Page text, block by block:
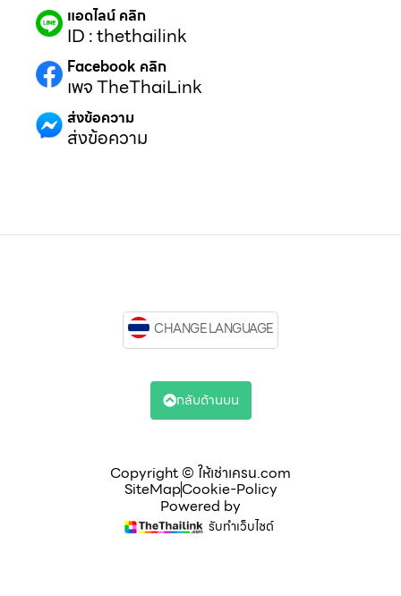
แอดไลน์ คลิก
ID : thethailink
Facebook คลิก
เพจ TheThaiLink
ส่งข้อความ
ส่งข้อความ
Copyright © ให้เช่าเครน.com
SiteMapCookie-Policy
Powered by
รับทำเว็บไซต์
CHANGE LANGUAGE
กลับด้านบน